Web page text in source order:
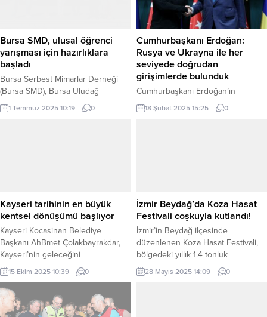
Bursa SMD, ulusal öğrenci
yarışması için hazırlıklara
başladı
Bursa Serbest Mimarlar Derneği
(Bursa SMD), Bursa Uludağ
Üniversitesi Mimarlık Fakültesi
Dekanlığı’na önemli bir ziyarette
Üniversitesi Mimarlık Fakültesi
Dekanı Prof. Dr. Tülin Vural...
1 Temmuz 2025 10:19 0
Cumhurbaşkanı Erdoğan:
Rusya ve Ukrayna ile her
seviyede doğrudan
girişimlerde bulunduk
Cumhurbaşkanı Erdoğan’ın
konuşmasından bazı satır başları
şöyle: “Değerli dostum sayın
iletiyorum. Savaşın ilk gününden bu
yana taraflar arasında müzakere
edilmiş barışın tesisi için yoğun...
18 Şubat 2025 15:25 0
Kayseri tarihinin en büyük
kentsel dönüşümü başlıyor
Kayseri Kocasinan Belediye
Başkanı AhBmet Çolakbayrakdar,
Kayseri’nin geleceğini
şekillendirecek olan Argıncık
Kentsel Dönüşüm Projesi’nin tarihe
geçeceğini belirterek, “Kocasinan,
Türkiye’de kendi imkânlarıyla
büyük ölçekli kentsel dönüşüm
15 Ekim 2025 10:39 0
İzmir Beydağ’da Koza Hasat
Festivali coşkuyla kutlandı!
İzmir’in Beydağ ilçesinde
düzenlenen Koza Hasat Festivali,
bölgedeki yıllık 1.4 tonluk
ipekböceği kozası üretimini kutladı.
İZMİR (İGFA) – Festivale Beydağ
28 Mayıs 2025 14:09 0